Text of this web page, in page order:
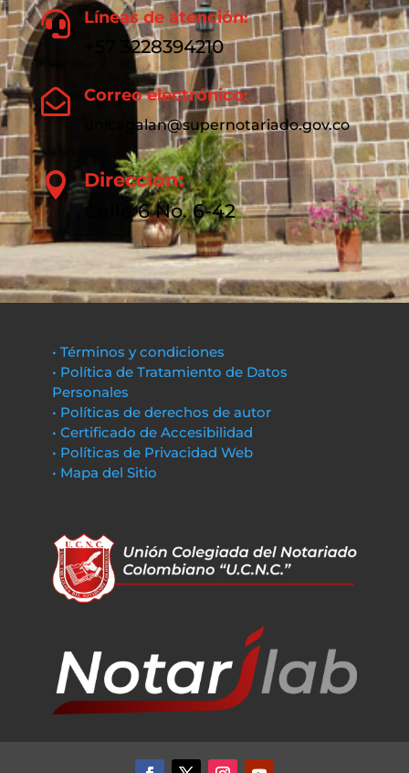
 Líneas de atención:
+57 3228394210
 Correo electrónico:
unicagalan@supernotariado.gov.co
 Dirección:
Calle 6 No. 6-42
• Términos y condiciones
• Política de Tratamiento de Datos
Personales
• Políticas de derechos de autor
• Certificado de Accesibilidad
• Políticas de Privacidad Web
• Mapa del Sitio